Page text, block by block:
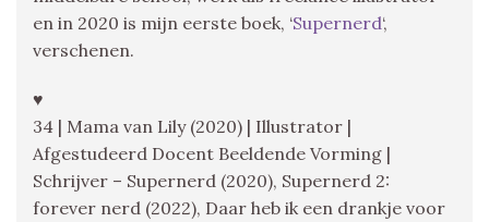
en in 2020 is mijn eerste boek, ‘Supernerd‘,
verschenen.
♥
34 | Mama van Lily (2020) | Illustrator |
Afgestudeerd Docent Beeldende Vorming |
Schrijver – Supernerd (2020), Supernerd 2:
forever nerd (2022), Daar heb ik een drankje voor